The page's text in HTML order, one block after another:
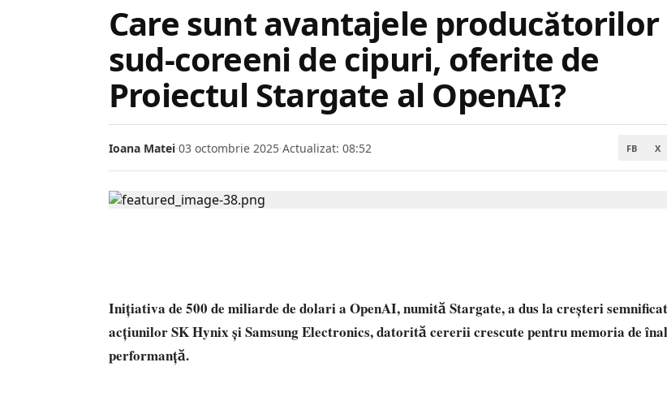
Care sunt avantajele producătorilor
sud-coreeni de cipuri, oferite de
Proiectul Stargate al OpenAI?
Ioana Matei·03 octombrie 2025·Actualizat: 08:52 FB X
Inițiativa de 500 de miliarde de dolari a OpenAI, numită Stargate, a dus la creșteri
acțiunilor SK Hynix și Samsung Electronics, datorită cererii crescute pentru memoria de
performanță.